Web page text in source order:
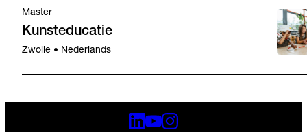
Master
Kunsteducatie
Zwolle • Nederlands